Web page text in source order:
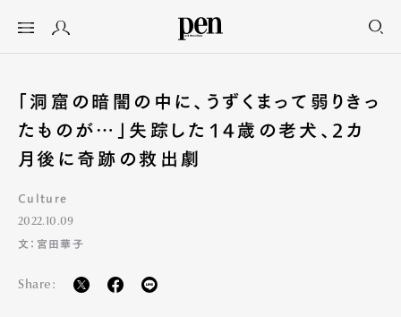
「洞窟の暗闇の中に、うずくまって弱りきっ
たものが…」失踪した14歳の老犬、2カ
月後に奇跡の救出劇
Culture
2022.10.09
文：宮田華子
Share: